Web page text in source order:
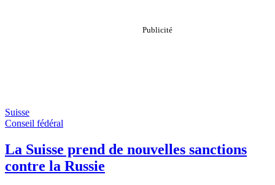
Suisse
Conseil fédéral
La Suisse prend de nouvelles sanctions
contre la Russie